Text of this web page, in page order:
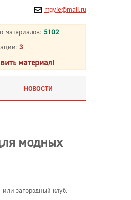
mgyie@mail.ru
материалов: 5102
3
материал!
НОВОСТИ
модных
или загородный клуб.